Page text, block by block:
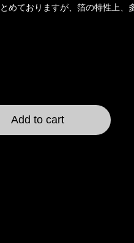
めておりますが、箔の特性上、
Add to cart